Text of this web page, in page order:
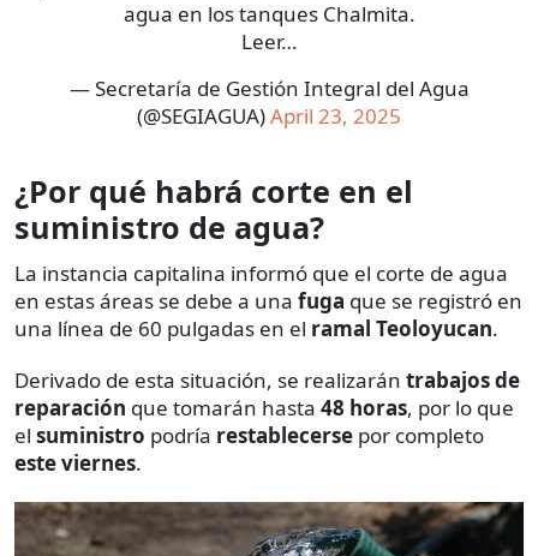
agua en los tanques Chalmita.
Leer…
— Secretaría de Gestión Integral del Agua
(@SEGIAGUA)April 23, 2025
¿Por qué habrá corte en el
suministro de agua?
La instancia capitalina informó que el corte de agua
en estas áreas se debe a una fuga que se registró en
una línea de 60 pulgadas en el ramal Teoloyucan.
Derivado de esta situación, se realizarán trabajos de
reparación que tomarán hasta 48 horas, por lo que
el suministro podría restablecerse por completo
este viernes.